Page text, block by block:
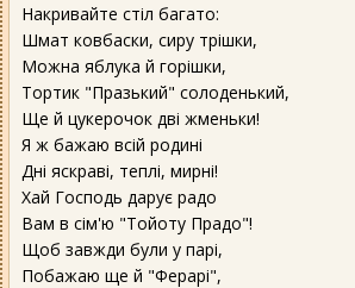
Накривайте стіл багато:
Шмат ковбаски, сиру трішки,
Можна яблука й горішки,
Тортик "Празький" солоденький,
Ще й цукерочок дві жменьки!
Я ж бажаю всій родині
Дні яскраві, теплі, мирні!
Хай Господь дарує радо
Вам в сім'ю "Тойоту Прадо"!
Щоб завжди були у парі,
Побажаю ще й "Ферарі",